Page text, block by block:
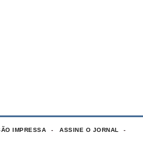
IMPRESSA ASSINE O JORNAL